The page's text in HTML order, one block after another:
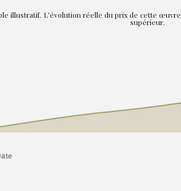
illustratif. L'évolution réelle du prix de cette
supérieur.